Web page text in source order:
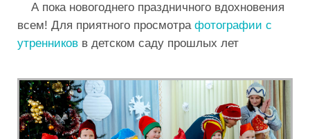
А пока новогоднего праздничного вдохновения
всем! Для приятного просмотра фотографии с
утренников в детском саду прошлых лет